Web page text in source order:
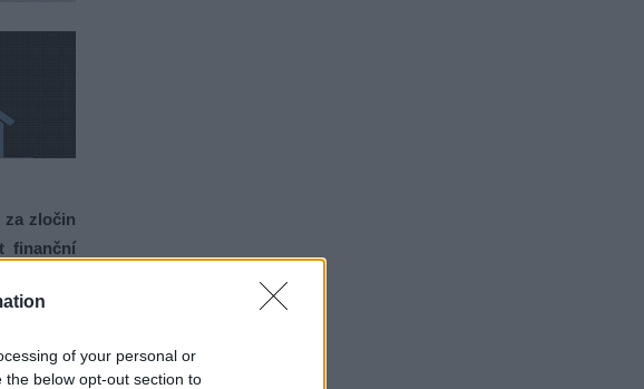
of your personal or
below opt-out section to
za zločin
finanční
situaci
Monika